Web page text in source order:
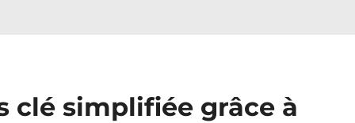
clé simplifiée grâce à